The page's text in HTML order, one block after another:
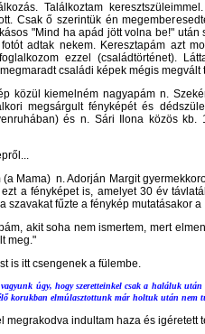
Találkoztam
Csak ő szerintük én
"Mind ha apád jött volna be!"
adtak nekem. Keresztapám azt
ezzel (családtörténet).
családi képek mégis megvált
közül kiemelném nagyapám n.
megsárgult fényképét és
és n. Sári Ilona közös kb.
(a Mama) n. Adorján Margit
a fényképet is, amelyet 30 év
szavakat fűzte a fénykép mutatásakor
akit soha nem ismertem, mert
meg."
is itt csengenek a fülembe.
úgy, hogy szeretteinkel csak a haláluk
korukban elmúlasztottunk már holtuk után nem
megrakodva indultam haza és igéretett